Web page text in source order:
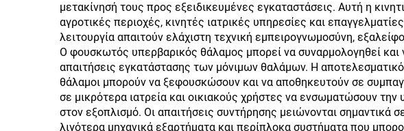
μετακίνησή τους προς εξειδικευμένες εγκαταστάσεις. Αυτή η
αγροτικές περιοχές, κινητές ιατρικές υπηρεσίες και
λειτουργία απαιτούν ελάχιστη τεχνική εμπειρογνωμοσύνη,
Ο φουσκωτός υπερβαρικός θάλαμος μπορεί να συναρμολογηθεί και
απαιτήσεις εγκατάστασης των μόνιμων θαλάμων. Η
θάλαμοι μπορούν να ξεφουσκώσουν και να αποθηκευτούν σε
σε μικρότερα ιατρεία και οικιακούς χρήστες να ενσωματώσουν
στον εξοπλισμό. Οι απαιτήσεις συντήρησης μειώνονται
λιγότερα μηχανικά εξαρτήματα και περίπλοκα συστήματα που